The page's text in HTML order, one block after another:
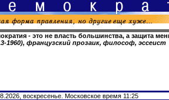
- это не власть большинства, а защита
1960), французский прозаик, философ, эссеист
воскресенье. Московское время 11:25